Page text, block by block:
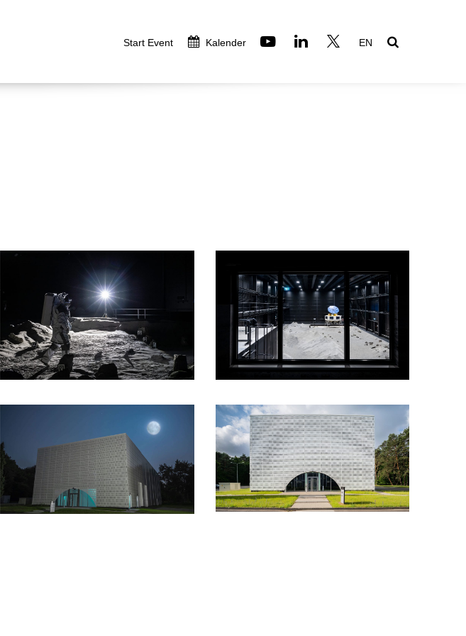
Start Event Kalender EN